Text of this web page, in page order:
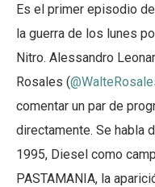
Es el primer episodio
la guerra de los lunes
Nitro. Alessandro
Rosales (
comentar un par de
directamente. Se habla
1995, Diesel como
PASTAMANIA, la